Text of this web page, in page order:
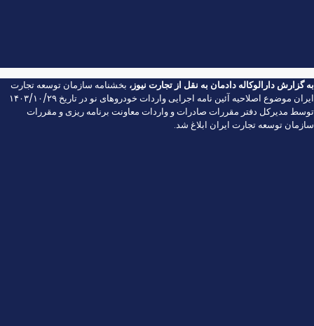
به گزارش دارالوکاله دادمان به نقل از تجارت نیوز ، بخشنامه سازمان توسعه تجارت
ایران موضوع اصلاحیه آئین نامه اجرایی واردات خودروهای نو در تاریخ ۱۴۰۳/۱۰/۲۹
توسط مدیرکل دفتر مقررات صادرات و واردات معاونت برنامه ریزی و مقررات
سازمان توسعه تجارت ایران ابلاغ شد.